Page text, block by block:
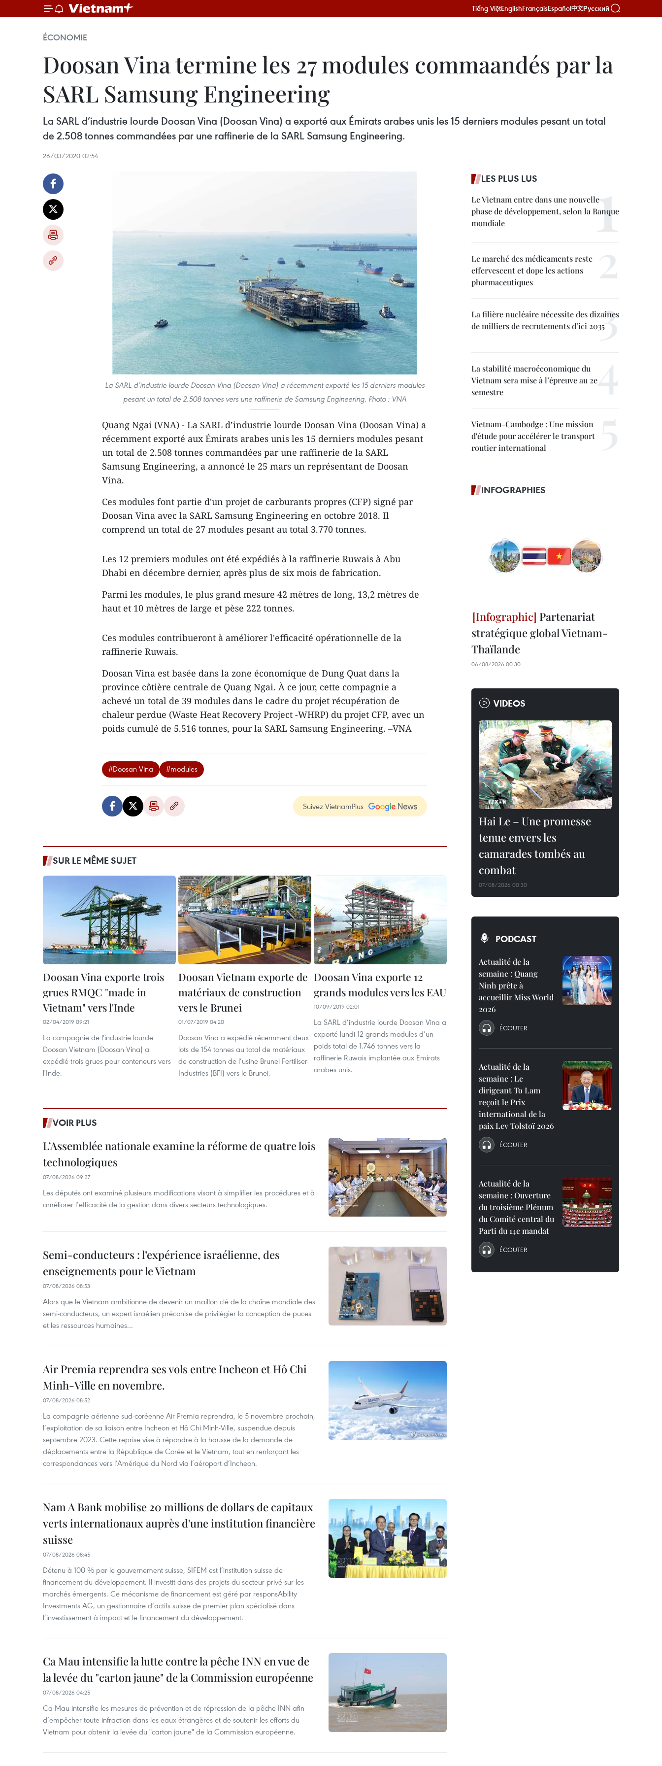
Tiếng ViệtEnglishFrançaisEspañol中文Русский
ÉCONOMIE
Doosan Vina termine les 27 modules commaandés par la
SARL Samsung Engineering
La SARL d’industrie lourde Doosan Vina (Doosan Vina) a exporté aux Émirats arabes unis les 15 derniers modules pesant un total
de 2.508 tonnes commandées par une raffinerie de la SARL Samsung Engineering.
26/03/2020 02:54
La SARL d’industrie lourde Doosan Vina (Doosan Vina) a récemment exporté les 15 derniers modules
pesant un total de 2.508 tonnes vers une raffinerie de Samsung Engineering. Photo : VNA
Quang Ngai (VNA) - La SARL d’industrie lourde Doosan Vina (Doosan Vina) a
récemment exporté aux Émirats arabes unis les 15 derniers modules pesant
un total de 2.508 tonnes commandées par une raffinerie de la SARL
Samsung Engineering, a annoncé le 25 mars un représentant de Doosan
Vina.
Ces modules font partie d'un projet de carburants propres (CFP) signé par
Doosan Vina avec la SARL Samsung Engineering en octobre 2018. Il
comprend un total de 27 modules pesant au total 3.770 tonnes.
Les 12 premiers modules ont été expédiés à la raffinerie Ruwais à Abu
Dhabi en décembre dernier, après plus de six mois de fabrication.
Parmi les modules, le plus grand mesure 42 mètres de long, 13,2 mètres de
haut et 10 mètres de large et pèse 222 tonnes.
Ces modules contribueront à améliorer l'efficacité opérationnelle de la
raffinerie Ruwais.
Doosan Vina est basée dans la zone économique de Dung Quat dans la
province côtière centrale de Quang Ngai. À ce jour, cette compagnie a
achevé un total de 39 modules dans le cadre du projet récupération de
chaleur perdue (Waste Heat Recovery Project -WHRP) du projet CFP, avec un
poids cumulé de 5.516 tonnes, pour la SARL Samsung Engineering. –VNA
#Doosan Vina #modules
Suivez VietnamPlus
SUR LE MÊME SUJET
Doosan Vina exporte trois
grues RMQC "made in
Vietnam" vers l'Inde
02/04/2019 09:21
La compagnie de l'industrie lourde
Doosan Vietnam (Doosan Vina) a
expédié trois grues pour conteneurs vers
l'Inde.
Doosan Vietnam exporte de
matériaux de construction
vers le Brunei
01/07/2019 04:20
Doosan Vina a expédié récemment deux
lots de 154 tonnes au total de matériaux
de construction de l’usine Brunei Fertiliser
Industries (BFI) vers le Brunei.
Doosan Vina exporte 12
grands modules vers les EAU
10/09/2019 02:01
La SARL d’industrie lourde Doosan Vina a
exporté lundi 12 grands modules d’un
poids total de 1.746 tonnes vers la
raffinerie Ruwais implantée aux Emirats
arabes unis.
VOIR PLUS
L’Assemblée nationale examine la réforme de quatre lois
technologiques
07/08/2026 09:37
Les députés ont examiné plusieurs modifications visant à simplifier les procédures et à
améliorer l’efficacité de la gestion dans divers secteurs technologiques.
Semi-conducteurs : l’expérience israélienne, des
enseignements pour le Vietnam
07/08/2026 08:53
Alors que le Vietnam ambitionne de devenir un maillon clé de la chaîne mondiale des
semi-conducteurs, un expert israélien préconise de privilégier la conception de puces
et les ressources humaines...
Air Premia reprendra ses vols entre Incheon et Hô Chi
Minh-Ville en novembre.
07/08/2026 08:52
La compagnie aérienne sud-coréenne Air Premia reprendra, le 5 novembre prochain,
l’exploitation de sa liaison entre Incheon et Hô Chi Minh-Ville, suspendue depuis
septembre 2023. Cette reprise vise à répondre à la hausse de la demande de
déplacements entre la République de Corée et le Vietnam, tout en renforçant les
correspondances vers l’Amérique du Nord via l’aéroport d’Incheon.
Nam A Bank mobilise 20 millions de dollars de capitaux
verts internationaux auprès d'une institution financière
suisse
07/08/2026 08:45
Détenu à 100 % par le gouvernement suisse, SIFEM est l’institution suisse de
financement du développement. Il investit dans des projets du secteur privé sur les
marchés émergents. Ce mécanisme de financement est géré par responsAbility
Investments AG, un gestionnaire d’actifs suisse de premier plan spécialisé dans
l’investissement à impact et le financement du développement.
Ca Mau intensifie la lutte contre la pêche INN en vue de
la levée du "carton jaune" de la Commission européenne
07/08/2026 04:25
Ca Mau intensifie les mesures de prévention et de répression de la pêche INN afin
d’empêcher toute infraction dans les eaux étrangères et de soutenir les efforts du
Vietnam pour obtenir la levée du "carton jaune" de la Commission européenne.
LES PLUS LUS
Le Vietnam entre dans une nouvelle
phase de développement, selon la Banque
mondiale
Le marché des médicaments reste
effervescent et dope les actions
pharmaceutiques
La filière nucléaire nécessite des dizaines
de milliers de recrutements d’ici 2035
La stabilité macroéconomique du
Vietnam sera mise à l’épreuve au 2e
semestre
Vietnam-Cambodge : Une mission
d'étude pour accélérer le transport
routier international
INFOGRAPHIES
Partenariat
stratégique global Vietnam-
Thaïlande
06/08/2026 00:30
VIDEOS
Hai Le – Une promesse
tenue envers les
camarades tombés au
combat
07/08/2026 00:30
PODCAST
Actualité de la
semaine : Quang
Ninh prête à
accueillir Miss World
2026
ÉCOUTER
Actualité de la
semaine : Le
dirigeant To Lam
reçoit le Prix
international de la
paix Lev Tolstoï 2026
ÉCOUTER
Actualité de la
semaine : Ouverture
du troisième Plénum
du Comité central du
Parti du 14e mandat
ÉCOUTER